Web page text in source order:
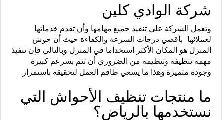
شركة الوادي كلين
وتعمل الشركة علي تنفيذ جميع مهامها وأن تقدم خدماتها
لعملائها بأقصي درجات السرعة والكفاءة حيث أن حوش
المنزل هو المكان الأكثر استخداما في المنزل وبالتالي فإن تنفيذ
مهمة تنظيفه وتنظيمه من الضروري أن تتم بسرعم كبيرة
وجودة متميزة وهذا ما يسعي طاقم العمل لتحقيقه باستمرار
ما منتجات تنظيف الأحواش التي
نستخدمها بالرياض؟